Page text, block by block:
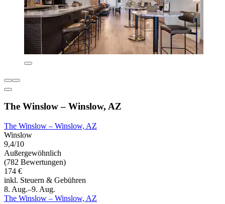
The Winslow – Winslow, AZ
The Winslow – Winslow, AZ
Winslow
9,4/10
Außergewöhnlich
(782 Bewertungen)
174 €
inkl. Steuern & Gebühren
8. Aug.–9. Aug.
The Winslow – Winslow, AZ